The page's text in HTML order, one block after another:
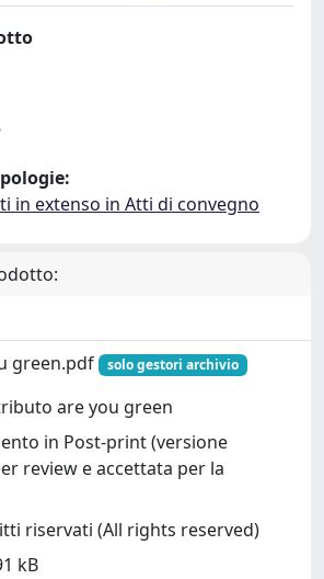
in extenso in Atti di convegno
green.pdf
solo gestori archivio
are you green
in Post-print (versione
review e accettata per la
riservati (All rights reserved)
kB